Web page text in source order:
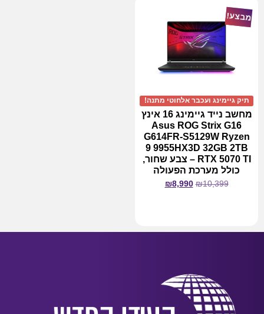
מבצע!
תיק גיימינג ועכבר אלחוטי מתנה!
מחשב נייד גיימינג 16 אינץ
Asus ROG Strix G16
G614FR-S5129W Ryzen
9 9955HX3D 32GB 2TB
RTX 5070 TI – צבע שחור,
כולל מערכת הפעולה
₪10,399
₪8,990